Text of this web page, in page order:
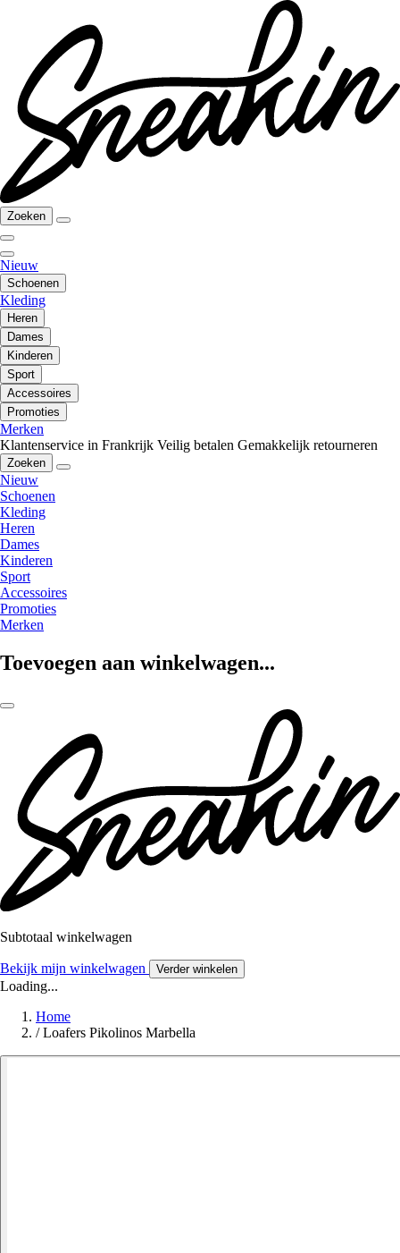
Zoeken
Nieuw
Schoenen
Kleding
Heren
Dames
Kinderen
Sport
Accessoires
Promoties
Merken
Klantenservice in Frankrijk Veilig betalen Gemakkelijk retourneren
Zoeken
Nieuw
Schoenen
Kleding
Heren
Dames
Kinderen
Sport
Accessoires
Promoties
Merken
Toevoegen aan winkelwagen...
Subtotaal winkelwagen
Bekijk mijn winkelwagen Verder winkelen
Loading...
Home
/ Loafers Pikolinos Marbella